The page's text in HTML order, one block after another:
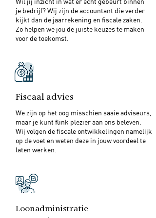
je bedrijf? Wij zijn de accountant die verder
kijkt dan de jaarrekening en fiscale zaken.
Zo helpen we jou de juiste keuzes te maken
voor de toekomst.
Fiscaal advies
We zijn op het oog misschien saaie adviseurs,
maar je kunt flink plezier aan ons beleven.
Wij volgen de fiscale ontwikkelingen namelijk
op de voet en weten deze in jouw voordeel te
laten werken.
Loonadministratie